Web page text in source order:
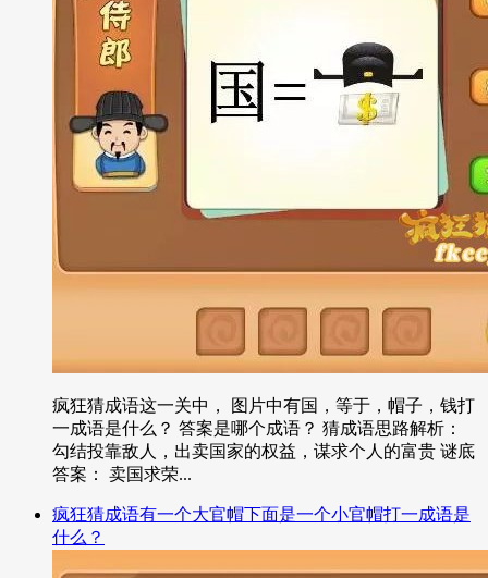
疯狂猜成语这一关中， 图片中有国，等于，帽子，钱打
一成语是什么？ 答案是哪个成语？ 猜成语思路解析：
勾结投靠敌人，出卖国家的权益，谋求个人的富贵 谜底
答案： 卖国求荣...
疯狂猜成语有一个大官帽下面是一个小官帽打一成语是
什么？